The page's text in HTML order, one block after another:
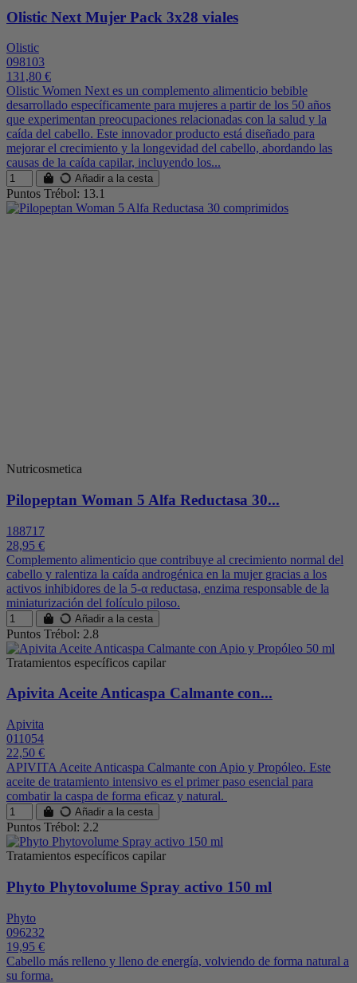
Olistic Next Mujer Pack 3x28 viales
Olistic
098103
131,80 €
Olistic Women Next es un complemento alimenticio bebible
desarrollado específicamente para mujeres a partir de los 50 años
que experimentan preocupaciones relacionadas con la salud y la
caída del cabello. Este innovador producto está diseñado para
mejorar el crecimiento y la longevidad del cabello, abordando las
causas de la caída capilar, incluyendo los...
Añadir a la cesta
Puntos Trébol: 13.1
Nutricosmetica
Pilopeptan Woman 5 Alfa Reductasa 30...
188717
28,95 €
Complemento alimenticio que contribuye al crecimiento normal del
cabello y ralentiza la caída androgénica en la mujer gracias a los
activos inhibidores de la 5-α reductasa, enzima responsable de la
miniaturización del folículo piloso.
Añadir a la cesta
Puntos Trébol: 2.8
Tratamientos específicos capilar
Apivita Aceite Anticaspa Calmante con...
Apivita
011054
22,50 €
APIVITA Aceite Anticaspa Calmante con Apio y Propóleo. Este
aceite de tratamiento intensivo es el primer paso esencial para
combatir la caspa de forma eficaz y natural.
Añadir a la cesta
Puntos Trébol: 2.2
Tratamientos específicos capilar
Phyto Phytovolume Spray activo 150 ml
Phyto
096232
19,95 €
Cabello más relleno y lleno de energía, volviendo de forma natural a
su forma.